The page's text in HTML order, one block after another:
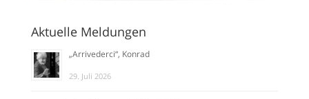
Aktuelle Meldungen
„Arrivederci“, Konrad
29. Juli 2026